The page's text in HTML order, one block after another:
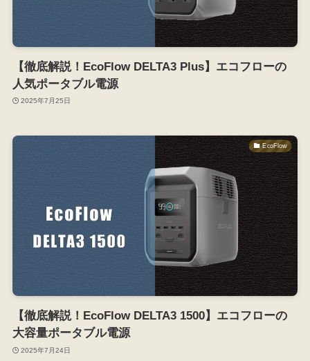
【徹底解説！EcoFlow DELTA3 Plus】エコフローの
人気ポータブル電源
2025年7月25日
EcoFlow
【徹底解説！EcoFlow DELTA3 1500】エコフローの
大容量ポータブル電源
2025年7月24日